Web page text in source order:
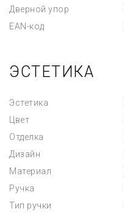
Дверной упор
EAN-код
ЭСТЕТИКА
Эстетика
Цвет
Отделка
Дизайн
Материал
Ручка
Тип ручки